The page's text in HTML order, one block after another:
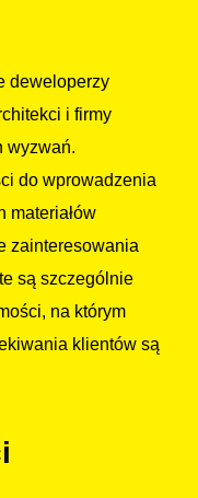
deweloperzy
i firmy
wyzwań.
do wprowadzenia
materiałów
zainteresowania
są szczególnie
na którym
klientów są